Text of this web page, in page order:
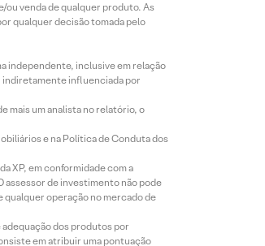
venda de qualquer produto. As
qualquer decisão tomada pelo
independente, inclusive em relação
indiretamente influenciada por
mais um analista no relatório, o
e na Política de Conduta dos
XP, em conformidade com a
assessor de investimento não pode
operação no mercado de
dos produtos por
em atribuir uma pontuação